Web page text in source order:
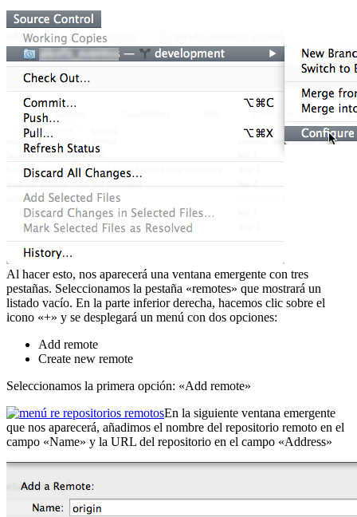
Al hacer esto, nos aparecerá una ventana emergente con tres
pestañas. Seleccionamos la pestaña «remotes» que mostrará un
listado vacío. En la parte inferior derecha, hacemos clic sobre el
icono «+» y se desplegará un menú con dos opciones:
Add remote
Create new remote
Seleccionamos la primera opción: «Add remote»
En la siguiente ventana emergente
que nos aparecerá, añadimos el nombre del repositorio remoto en el
campo «Name» y la URL del repositorio en el campo «Address»